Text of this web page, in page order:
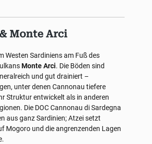
Monte Arci
Westen Sardiniens am Fuß des
Monte Arci. Die Böden sind
und gut drainiert –
unter denen Cannonau tiefere
Struktur entwickelt als in anderen
Die DOC Cannonau di Sardegna
aus ganz Sardinien; Atzei setzt
Mogoro und die angrenzenden Lagen